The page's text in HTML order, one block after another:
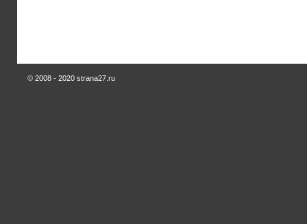
© 2008 - 2020 strana27.ru